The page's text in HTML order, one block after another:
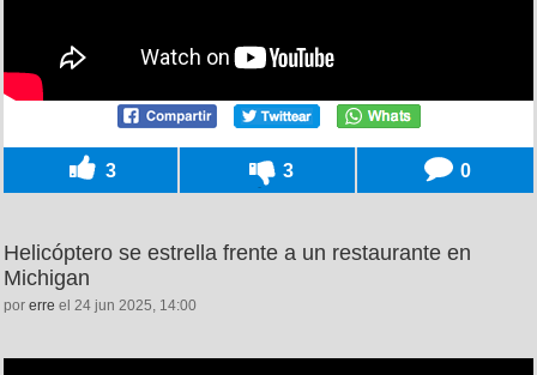
3 3 0
Helicóptero se estrella frente a un restaurante en
Michigan
por erre el 24 jun 2025, 14:00